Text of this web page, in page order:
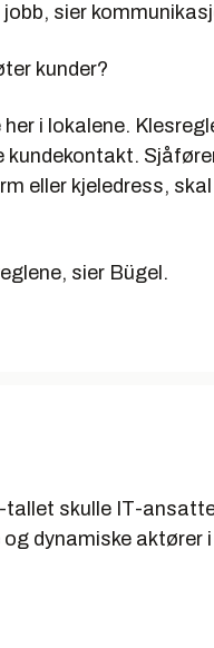
sier
kunder?
i lokalene.
kundekontakt.
eller kjeledress, skal
sier Bügel.
skulle IT-
dynamiske aktører i